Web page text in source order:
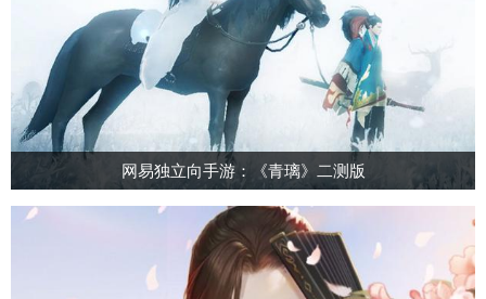
网易独立向手游：《青璃》二测版